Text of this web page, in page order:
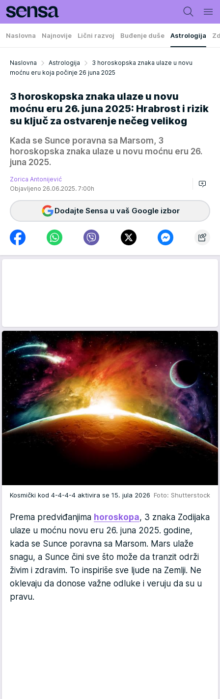
Naslovna Najnovije Lični razvoj Buđenje duše Astrologija
Naslovna Astrologija
3 horoskopska znaka ulaze u novu
moćnu eru koja počinje 26 juna 2025
3 horoskopska znaka ulaze u novu
moćnu eru 26. juna 2025: Hrabrost i rizik
su ključ za ostvarenje nečeg velikog
Kada se Sunce poravna sa Marsom, 3
horoskopska znaka ulaze u novu moćnu eru 26.
juna 2025.
Zorica Antonijević
Objavljeno 26.06.2025. 7:00h
Dodajte Sensa u vaš Google izbor
Kosmički kod 4-4-4-4 aktivira se 15. jula 2026 Foto: Shutterstock
Prema predviđanjima horoskopa, 3 znaka Zodijaka
ulaze u moćnu novu eru 26. juna 2025. godine,
kada se Sunce poravna sa Marsom. Mars ulaže
snagu, a Sunce čini sve što može da tranzit održi
živim i zdravim. To inspiriše sve ljude na Zemlji. Ne
oklevaju da donose važne odluke i veruju da su u
pravu.